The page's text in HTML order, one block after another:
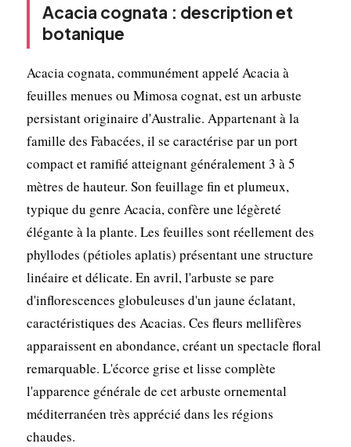
Acacia cognata : description et
botanique
Acacia cognata, communément appelé Acacia à
feuilles menues ou Mimosa cognat, est un arbuste
persistant originaire d'Australie. Appartenant à la
famille des Fabacées, il se caractérise par un port
compact et ramifié atteignant généralement 3 à 5
mètres de hauteur. Son feuillage fin et plumeux,
typique du genre Acacia, confère une légèreté
élégante à la plante. Les feuilles sont réellement des
phyllodes (pétioles aplatis) présentant une structure
linéaire et délicate. En avril, l'arbuste se pare
d'inflorescences globuleuses d'un jaune éclatant,
caractéristiques des Acacias. Ces fleurs mellifères
apparaissent en abondance, créant un spectacle floral
remarquable. L'écorce grise et lisse complète
l'apparence générale de cet arbuste ornemental
méditerranéen très apprécié dans les régions
chaudes.